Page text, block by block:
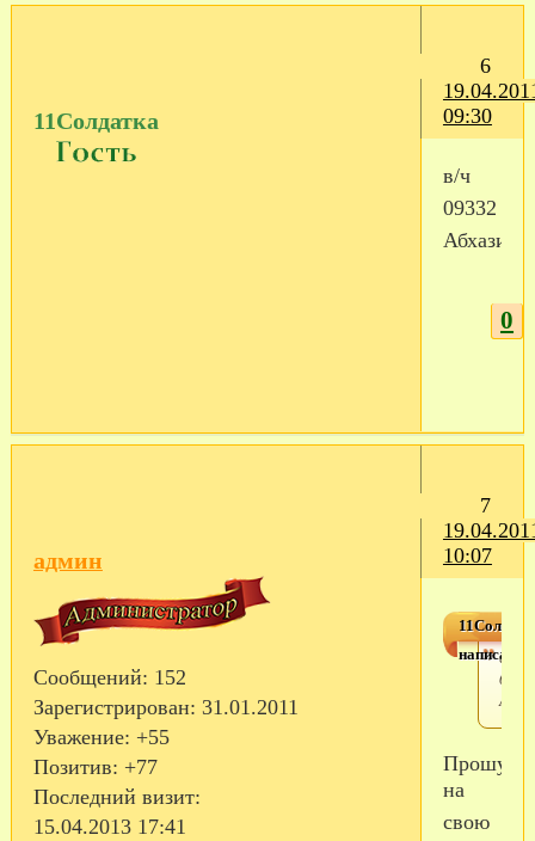
6
09:30
11Солдатка
в/ч
09332
Абхазия
0
7
10:07
админ
Сообщений: 152
Зарегистрирован: 31.01.2011
Уважение: +55
Позитив: +77
Последний визит:
15.04.2013 17:41
в/ч
Прошу
на
свою